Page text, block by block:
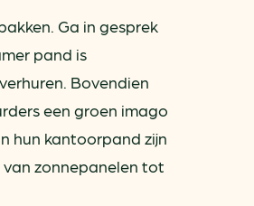
Ga in gesprek
pand is
Bovendien
een groen imago
hun kantoorpand zijn
zonnepanelen tot